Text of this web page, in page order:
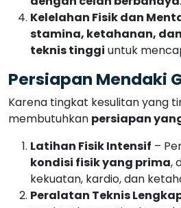
Latihan Fisik Intensif–
kondisi fisik yang prima,
kekuatan, kardio, dan
tenda tahan angin, dan
sangat diperlukan.
Pelatihan di Ketinggian–
sepertiMount Rainier
Menyewa Pemandu
ekspedisi yang dipimpin
berlisensiuntuk